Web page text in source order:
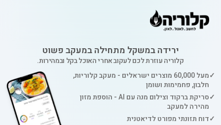
ירידה במשקל מתחילה במעקב פשוט
קלוריה עוזרת לכם לעקוב אחרי האוכל בקל ובמהירות.
✓
מעל 60,000 מוצרים ישראלים - מעקב קלוריות,
חלבון, פחמימות ושומן
✓
סריקת ברקוד וצילום מנה עם AI - הוספת מזון
מהירה למעקב
✓דוח תזונתי מפורט לדיאטנית